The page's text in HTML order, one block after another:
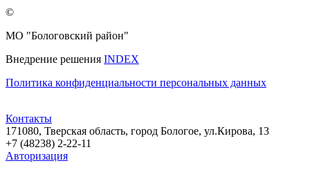
©
МО "Бологовский район"
Внедрение решения INDEX
Политика конфиденциальности персональных данных
Контакты
171080, Тверская область, город Бологое, ул.Кирова, 13
+7 (48238) 2-22-11
Авторизация